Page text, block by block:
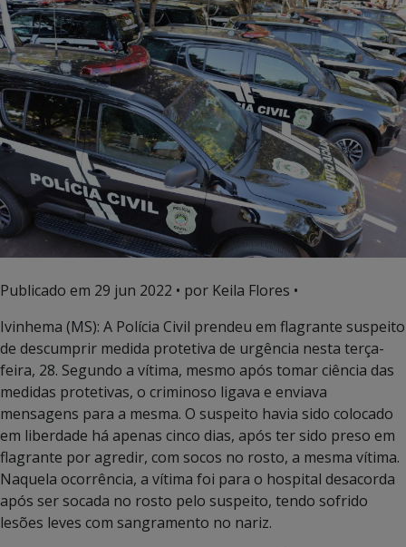
Publicado em 29 jun 2022 • por Keila Flores •
Ivinhema (MS): A Polícia Civil prendeu em flagrante suspeito
de descumprir medida protetiva de urgência nesta terça-
feira, 28. Segundo a vítima, mesmo após tomar ciência das
medidas protetivas, o criminoso ligava e enviava
mensagens para a mesma. O suspeito havia sido colocado
em liberdade há apenas cinco dias, após ter sido preso em
flagrante por agredir, com socos no rosto, a mesma vítima.
Naquela ocorrência, a vítima foi para o hospital desacorda
após ser socada no rosto pelo suspeito, tendo sofrido
lesões leves com sangramento no nariz.